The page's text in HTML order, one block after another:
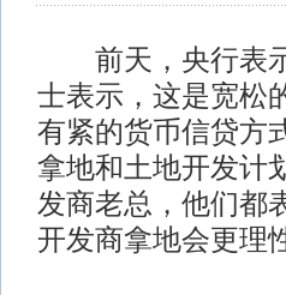
前天，央行表示
士表示，这是宽松
有紧的货币信贷方
拿地和土地开发计
发商老总，他们都
开发商拿地会更理